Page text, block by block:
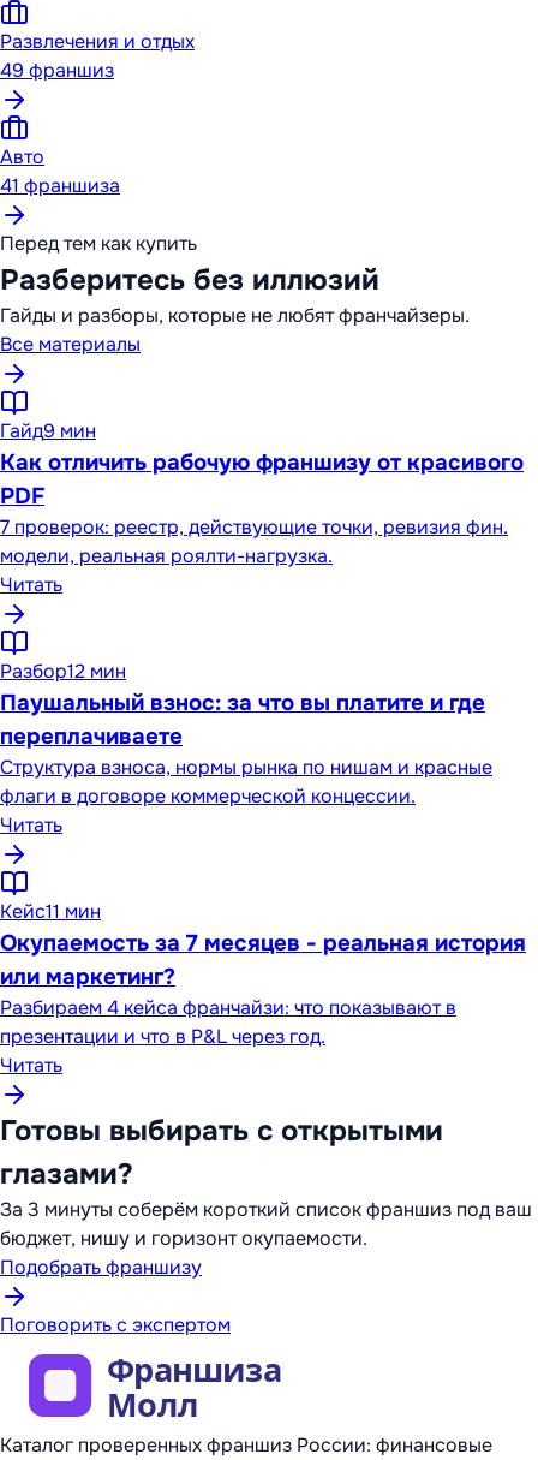
Развлечения и отдых
49 франшиз
Авто
41 франшиза
Перед тем как купить
Разберитесь без иллюзий
Гайды и разборы, которые не любят франчайзеры.
Все материалы
Гайд9 мин
Как отличить рабочую франшизу от красивого
PDF
7 проверок: реестр, действующие точки, ревизия фин.
модели, реальная роялти-нагрузка.
Читать
Разбор12 мин
Паушальный взнос: за что вы платите и где
переплачиваете
Структура взноса, нормы рынка по нишам и красные
флаги в договоре коммерческой концессии.
Читать
Кейс11 мин
Окупаемость за 7 месяцев - реальная история
или маркетинг?
Разбираем 4 кейса франчайзи: что показывают в
презентации и что в P&L через год.
Читать
Готовы выбирать с открытыми
глазами?
За 3 минуты соберём короткий список франшиз под ваш
бюджет, нишу и горизонт окупаемости.
Подобрать франшизу
Поговорить с экспертом
Каталог проверенных франшиз России: финансовые